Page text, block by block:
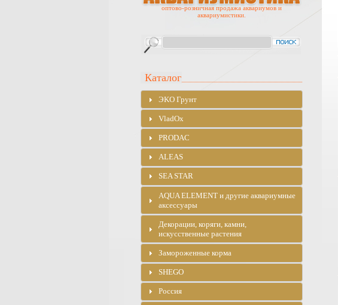
оптово-розничная продажа аквариумов и
аквариумистики.
Каталог
ЭKO Грунт
VladOx
PRODAC
ALEAS
SEA STAR
AQUA ELEMENT и другие аквариумные
аксессуары
Декорации, коряги, камни,
искусственные растения
Замороженные корма
SHEGO
Россия